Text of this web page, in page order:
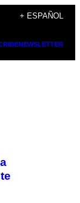
+ ESPAÑOL
NEWSLETTER